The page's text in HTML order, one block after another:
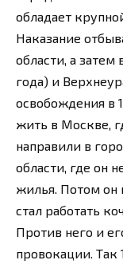
обладает
Наказание
области, а затем
года) и
освобождения в
жить в Москве,
направили в
области, где он
жилья. Потом он
стал работать
Против него и
провокации. Так